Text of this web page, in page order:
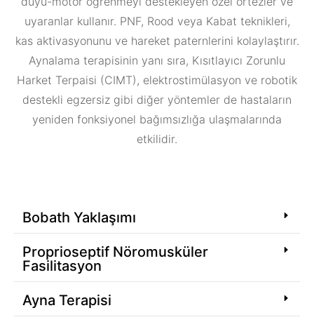
uyaranlar kullanır. PNF, Rood veya Kabat teknikleri,
kas aktivasyonunu ve hareket paternlerini kolaylaştırır.
Aynalama terapisinin yanı sıra, Kısıtlayıcı Zorunlu
Harket Terpaisi (CIMT), elektrostimülasyon ve robotik
destekli egzersiz gibi diğer yöntemler de hastaların
yeniden fonksiyonel bağımsızlığa ulaşmalarında
etkilidir.
Bobath Yaklaşımı
Proprioseptif Nöromusküler
Fasilitasyon
Ayna Terapisi